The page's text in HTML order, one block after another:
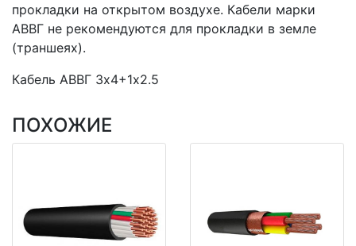
прокладки на открытом воздухе. Кабели марки
АВВГ не рекомендуются для прокладки в земле
(траншеях).
Кабель АВВГ 3х4+1х2.5
ПОХОЖИЕ